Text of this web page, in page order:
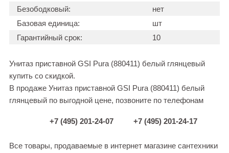
Безободковый:
нет
Базовая единица:
шт
Гарантийный срок:
10
Унитаз приставной GSI Pura (880411) белый глянцевый
купить со скидкой.
В продаже Унитаз приставной GSI Pura (880411) белый
глянцевый по выгодной цене, позвоните по телефонам
+7 (495) 201-24-07 +7 (495) 201-24-17
Все товары, продаваемые в интернет магазине сантехники